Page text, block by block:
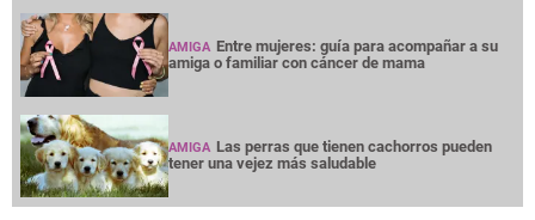
AMIGA Entre mujeres: guía para acompañar a su
amiga o familiar con cáncer de mama
AMIGA Las perras que tienen cachorros pueden
tener una vejez más saludable